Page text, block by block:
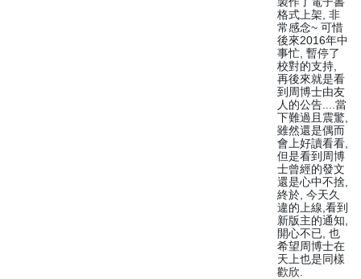
格式上架, 非
常感念~ 可惜
後來2016年中
事忙, 暫停了
校對的支持,
再後來就是看
到周博士由友
人的公告....當
下難過且震驚,
雖然還是偶而
會上好讀看看,
但是看到周博
士曾經的發文
還是心中不捨,
終於, 今天久
違的上線,看到
新版主的通知,
開心不已, 也
希望周博士在
天上也是同樣
歡欣.